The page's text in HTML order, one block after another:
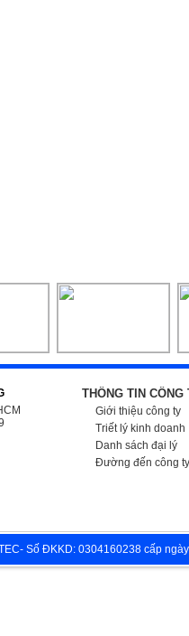
THÔNG TIN CÔNG
Giới thiệu công ty
Triết lý kinh doanh
Danh sách đại lý
Đường đến công ty
Số ĐKKD: 0304160238 cấp